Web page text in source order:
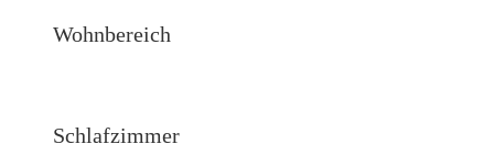
Wohnbereich
Schlafzimmer